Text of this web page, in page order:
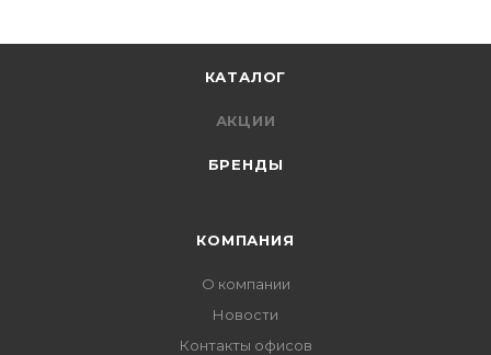
КАТАЛОГ
АКЦИИ
БРЕНДЫ
КОМПАНИЯ
О компании
Новости
Контакты офисов